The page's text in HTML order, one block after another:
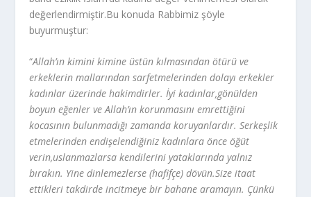
değerlendirmiştir.Bu konuda Rabbimiz şöyle
buyurmuştur:
“Allah’ın kimini kimine üstün kılmasından ötürü ve
erkeklerin mallarından sarfetmelerinden dolayı erkekler
kadınlar üzerinde hakimdirler. İyi kadınlar,gönülden
boyun eğenler ve Allah’ın korunmasını emrettiğini
kocasının bulunmadığı zamanda koruyanlardır. Serkeşlik
etmelerinden endişelendiğiniz kadınlara önce öğüt
verin,uslanmazlarsa kendilerini yataklarında yalnız
bırakın. Yine dinlemezlerse (hafifçe) dövün.Size itaat
ettikleri takdirde incitmeye bir bahane aramayın. Çünkü